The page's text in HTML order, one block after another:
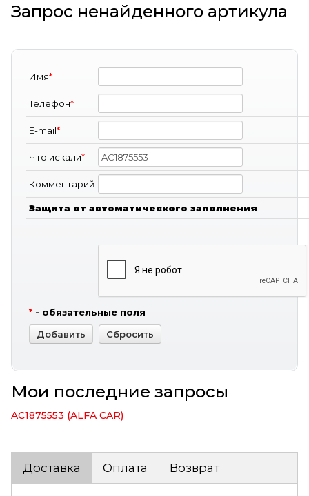
Запрос ненайденного артикула
Имя*
Телефон*
E-mail*
Что искали*
Комментарий
Защита от автоматического заполнения
* - обязательные поля
Мои последние запросы
AC1875553 (ALFA CAR)
Доставка Оплата Возврат